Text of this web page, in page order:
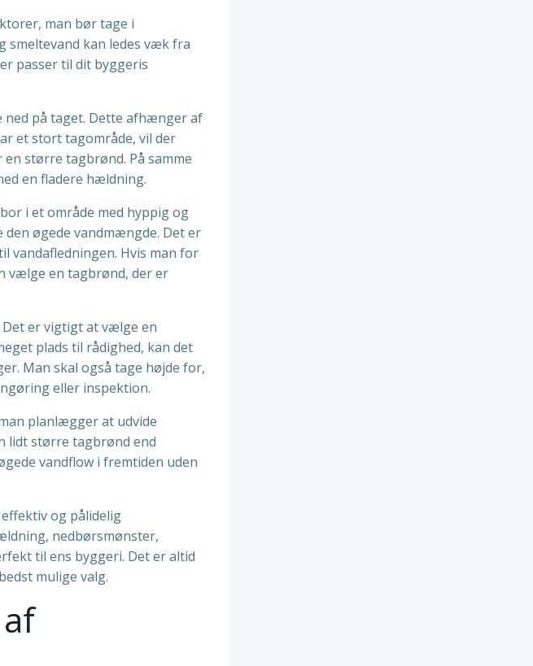
man bør tage i
smeltevand kan ledes væk fra
passer til dit byggeris
ned på taget. Dette afhænger af
et stort tagområde, vil der
større tagbrønd. På samme
en fladere hældning.
i et område med hyppig og
øgede vandmængde. Det er
vandafledningen. Hvis man for
vælge en tagbrønd, der er
er vigtigt at vælge en
plads til rådighed, kan det
Man skal også tage højde for,
eller inspektion.
planlægger at udvide
lidt større tagbrønd end
vandflow i fremtiden uden
og pålidelig
nedbørsmønster,
til ens byggeri. Det er altid
mulige valg.